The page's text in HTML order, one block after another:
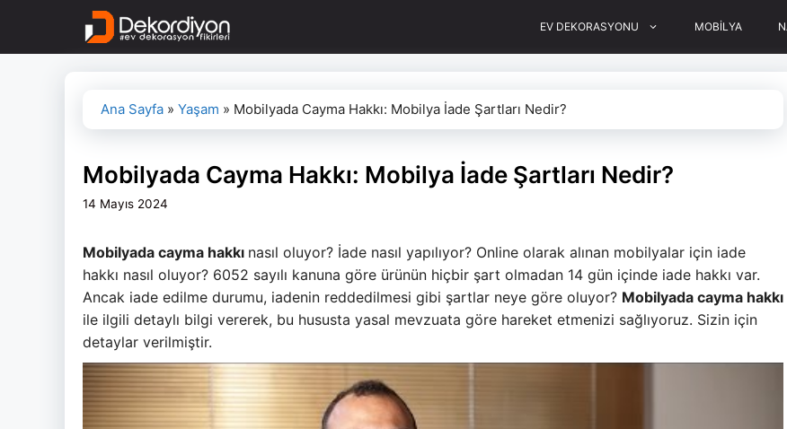
EV DEKORASYONU MOBİLYA
Ana Sayfa » Yaşam » Mobilyada Cayma Hakkı: Mobilya İade Şartları Nedir?
Mobilyada Cayma Hakkı: Mobilya İade Şartları Nedir?
14 Mayıs 2024
Mobilyada cayma hakkı nasıl oluyor? İade nasıl yapılıyor? Online olarak alınan mobilyalar için iade
hakkı nasıl oluyor? 6052 sayılı kanuna göre ürünün hiçbir şart olmadan 14 gün içinde iade hakkı var.
Ancak iade edilme durumu, iadenin reddedilmesi gibi şartlar neye göre oluyor? Mobilyada cayma hakkı
ile ilgili detaylı bilgi vererek, bu hususta yasal mevzuata göre hareket etmenizi sağlıyoruz. Sizin için
detaylar verilmiştir.